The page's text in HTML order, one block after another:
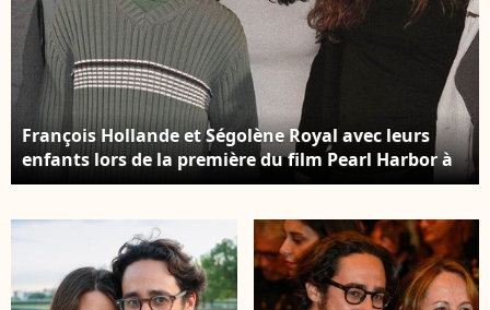
François Hollande et Ségolène Royal avec leurs
enfants lors de la première du film Pearl Harbor à
Paris, France, le 5 juin 2001. Crédit Khayat-